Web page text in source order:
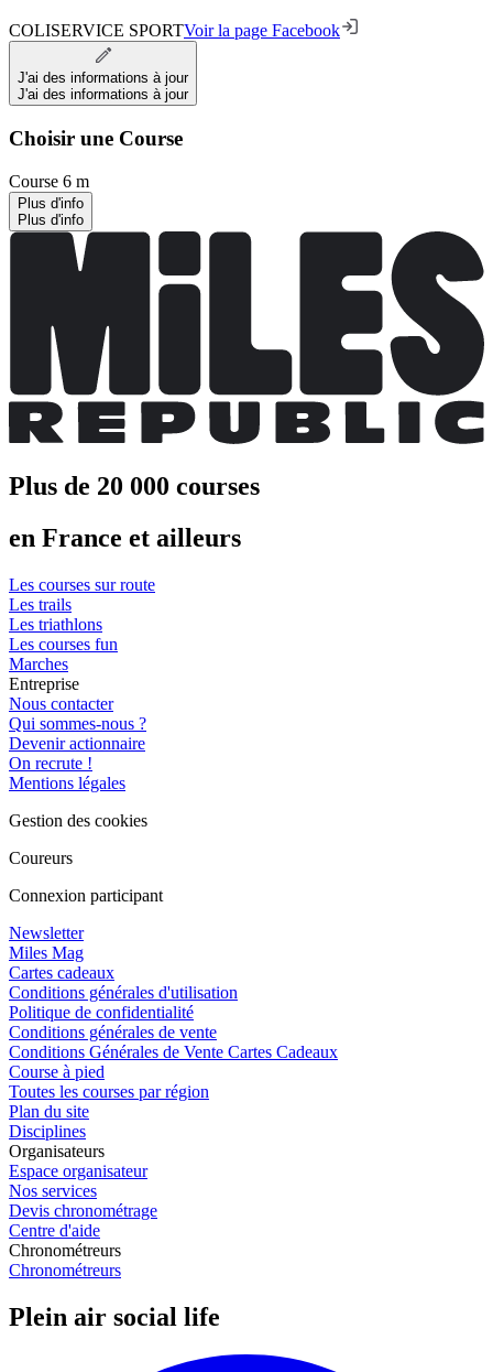
COLISERVICE SPORTVoir la page Facebook
J'ai des informations à jour
J'ai des informations à jour
Choisir une Course
Course 6 m
Plus d'info
Plus d'info
Plus de 20 000 courses
en France et ailleurs
Les courses sur route
Les trails
Les triathlons
Les courses fun
Marches
Entreprise
Nous contacter
Qui sommes-nous ?
Devenir actionnaire
On recrute !
Mentions légales
Gestion des cookies
Coureurs
Connexion participant
Newsletter
Miles Mag
Cartes cadeaux
Conditions générales d'utilisation
Politique de confidentialité
Conditions générales de vente
Conditions Générales de Vente Cartes Cadeaux
Course à pied
Toutes les courses par région
Plan du site
Disciplines
Organisateurs
Espace organisateur
Nos services
Devis chronométrage
Centre d'aide
Chronométreurs
Chronométreurs
Plein air social life